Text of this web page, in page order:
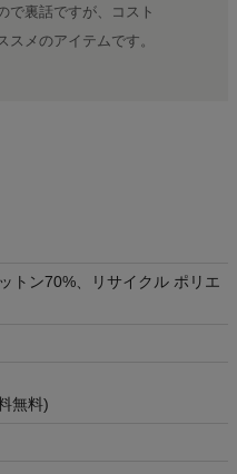
で裏話ですが、コスト
メのアイテムです。
トン70%、リサイクル ポリエ
無料)